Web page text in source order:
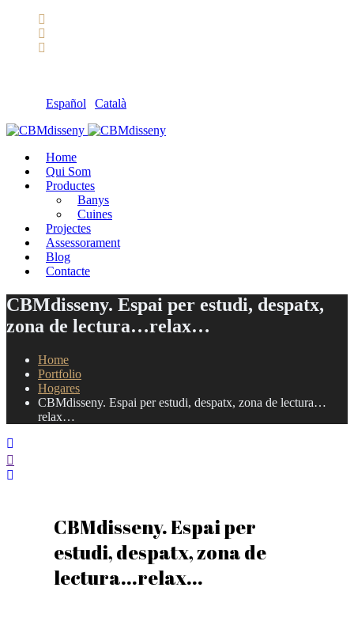
Español Català
Home
Qui Som
Productes
Banys
Cuines
Projectes
Assessorament
Blog
Contacte
CBMdisseny. Espai per estudi, despatx,
zona de lectura…relax…
Home
Portfolio
Hogares
CBMdisseny. Espai per estudi, despatx, zona de lectura…
relax…
CBMdisseny. Espai per
estudi, despatx, zona de
lectura...relax...